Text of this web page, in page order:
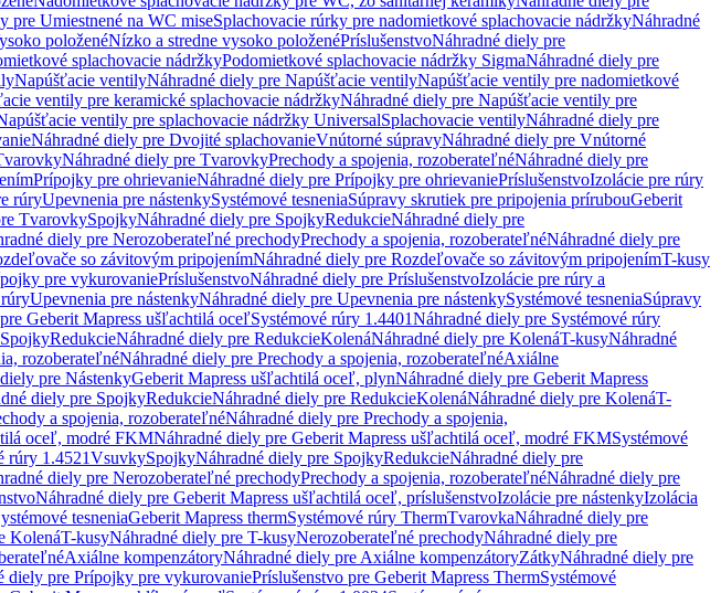
pre Umiestnené na WC miseSplachovacie rúrky pre nadomietkové splachovacie nádržkyNáhradné
položenéNízko a stredne vysoko položenéPríslušenstvoNáhradné diely pre
splachovacie nádržkyPodomietkové splachovacie nádržky SigmaNáhradné diely pre
Napúšťacie ventilyNáhradné diely pre Napúšťacie ventilyNapúšťacie ventily pre nadomietkové
ventily pre keramické splachovacie nádržkyNáhradné diely pre Napúšťacie ventily pre
ventily pre splachovacie nádržky UniversalSplachovacie ventilyNáhradné diely pre
Náhradné diely pre Dvojité splachovanieVnútorné súpravyNáhradné diely pre Vnútorné
Náhradné diely pre TvarovkyPrechody a spojenia, rozoberateľnéNáhradné diely pre
Prípojky pre ohrievanieNáhradné diely pre Prípojky pre ohrievaniePríslušenstvoIzolácie pre rúry
rúryUpevnenia pre nástenkySystémové tesneniaSúpravy skrutiek pre pripojenia prírubouGeberit
TvarovkySpojkyNáhradné diely pre SpojkyRedukcieNáhradné diely pre
diely pre Nerozoberateľné prechodyPrechody a spojenia, rozoberateľnéNáhradné diely pre
so závitovým pripojenímNáhradné diely pre Rozdeľovače so závitovým pripojenímT-kusy
pre vykurovaniePríslušenstvoNáhradné diely pre PríslušenstvoIzolácie pre rúry a
Upevnenia pre nástenkyNáhradné diely pre Upevnenia pre nástenkySystémové tesneniaSúpravy
Geberit Mapress ušľachtilá oceľSystémové rúry 1.4401Náhradné diely pre Systémové rúry
RedukcieNáhradné diely pre RedukcieKolenáNáhradné diely pre KolenáT-kusyNáhradné
rozoberateľnéNáhradné diely pre Prechody a spojenia, rozoberateľnéAxiálne
pre NástenkyGeberit Mapress ušľachtilá oceľ, plynNáhradné diely pre Geberit Mapress
diely pre SpojkyRedukcieNáhradné diely pre RedukcieKolenáNáhradné diely pre KolenáT-
a spojenia, rozoberateľnéNáhradné diely pre Prechody a spojenia,
oceľ, modré FKMNáhradné diely pre Geberit Mapress ušľachtilá oceľ, modré FKMSystémové
rúry 1.4521VsuvkySpojkyNáhradné diely pre SpojkyRedukcieNáhradné diely pre
diely pre Nerozoberateľné prechodyPrechody a spojenia, rozoberateľnéNáhradné diely pre
Náhradné diely pre Geberit Mapress ušľachtilá oceľ, príslušenstvoIzolácie pre nástenkyIzolácia
tesneniaGeberit Mapress thermSystémové rúry ThermTvarovkaNáhradné diely pre
KolenáT-kusyNáhradné diely pre T-kusyNerozoberateľné prechodyNáhradné diely pre
Axiálne kompenzátoryNáhradné diely pre Axiálne kompenzátoryZátkyNáhradné diely pre
diely pre Prípojky pre vykurovaniePríslušenstvo pre Geberit Mapress ThermSystémové